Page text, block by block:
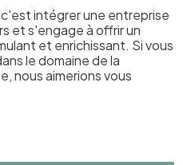
c'est intégrer une entreprise
et s'engage à offrir un
et enrichissant. Si vous
le domaine de la
nous aimerions vous